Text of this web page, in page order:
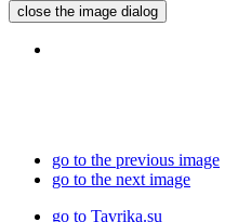
close the image dialog
go to the previous image
go to the next image
go to Tavrika.su